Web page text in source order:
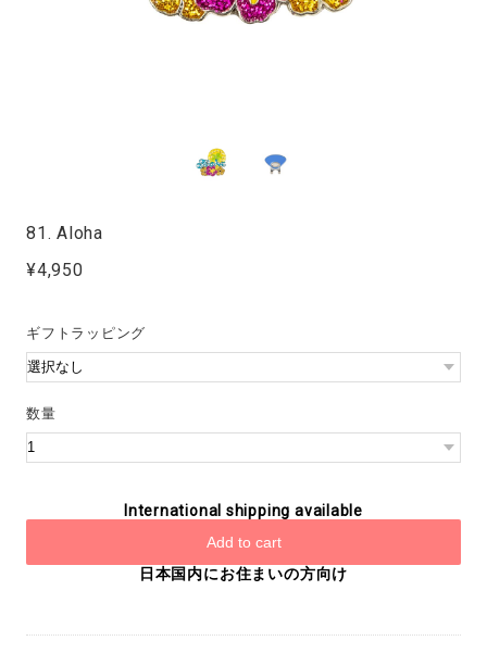
81. Aloha
¥4,950
ギフトラッピング
数量
International shipping available
Add to cart
日本国内にお住まいの方向け